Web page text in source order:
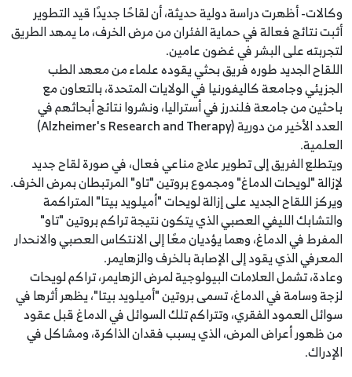
وكالات- أظهرت دراسة دولية حديثة، أن لقاحًا جديدًا قيد التطوير
أثبت نتائج فعالة في حماية الفئران من مرض الخرف، ما يمهد الطريق
لتجربته على البشر في غضون عامين.
اللقاح الجديد طوره فريق بحثي يقوده علماء من معهد الطب
الجزيئي وجامعة كاليفورنيا في الولايات المتحدة، بالتعاون مع
باحثين من جامعة فلندرز في أستراليا، ونشروا نتائج أبحاثهم في
العدد الأخير من دورية (Alzheimer's Research and Therapy)
العلمية.
ويتطلع الفريق إلى تطوير علاج مناعي فعال، في صورة لقاح جديد
لإزالة "لويحات الدماغ" ومجموع بروتين "تاو" المرتبطان بمرض الخرف.
ويركز اللقاح الجديد على إزالة لويحات "أميلويد بيتا" المتراكمة
والتشابك الليفي العصبي الذي يتكون نتيجة تراكم بروتين "تاو"
المفرط في الدماغ، وهما يؤديان معًا إلى الانتكاس العصبي والانحدار
المعرفي الذي يقود إلى الإصابة بالخرف والزهايمر.
وعادة، تشمل العلامات البيولوجية لمرض الزهايمر، تراكم لويحات
لزجة وسامة في الدماغ، تسمى بروتين "أميلويد بيتا"، يظهر أثرها في
سوائل العمود الفقري، وتتراكم تلك السوائل في الدماغ قبل عقود
من ظهور أعراض المرض، الذي يسبب فقدان الذاكرة، ومشاكل في
الإدراك.